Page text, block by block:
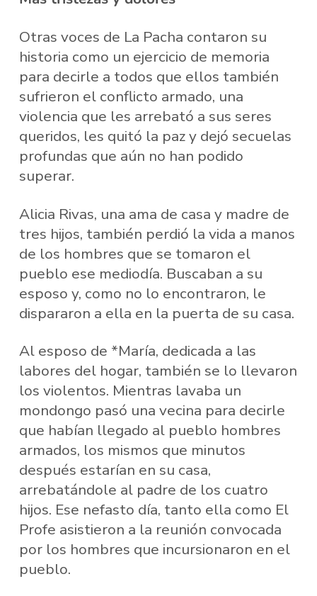
Otras voces de La Pacha contaron su
historia como un ejercicio de memoria
para decirle a todos que ellos también
sufrieron el conflicto armado, una
violencia que les arrebató a sus seres
queridos, les quitó la paz y dejó secuelas
profundas que aún no han podido
superar.
Alicia Rivas, una ama de casa y madre de
tres hijos, también perdió la vida a manos
de los hombres que se tomaron el
pueblo ese mediodía. Buscaban a su
esposo y, como no lo encontraron, le
dispararon a ella en la puerta de su casa.
Al esposo de *María, dedicada a las
labores del hogar, también se lo llevaron
los violentos. Mientras lavaba un
mondongo pasó una vecina para decirle
que habían llegado al pueblo hombres
armados, los mismos que minutos
después estarían en su casa,
arrebatándole al padre de los cuatro
hijos. Ese nefasto día, tanto ella como El
Profe asistieron a la reunión convocada
por los hombres que incursionaron en el
pueblo.